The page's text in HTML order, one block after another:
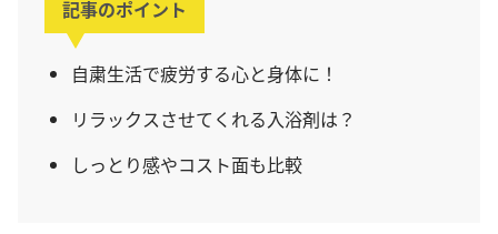
記事のポイント
自粛生活で疲労する心と身体に！
リラックスさせてくれる入浴剤は？
しっとり感やコスト面も比較